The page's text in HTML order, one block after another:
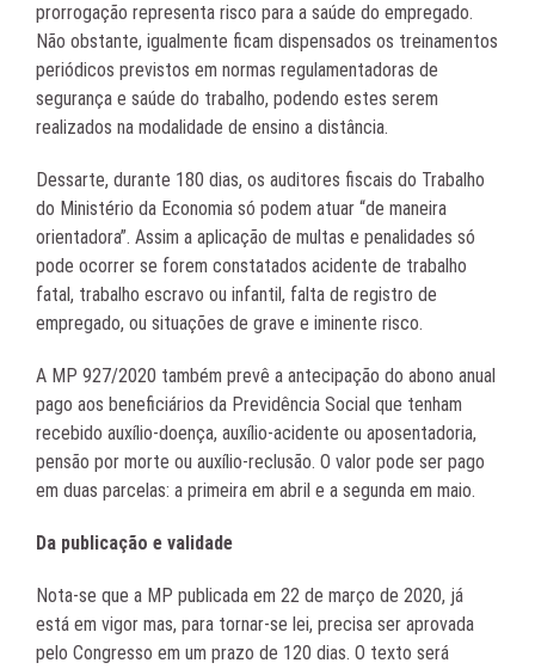
prorrogação representa risco para a saúde do empregado.
Não obstante, igualmente ficam dispensados os treinamentos
periódicos previstos em normas regulamentadoras de
segurança e saúde do trabalho, podendo estes serem
realizados na modalidade de ensino a distância.
Dessarte, durante 180 dias, os auditores fiscais do Trabalho
do Ministério da Economia só podem atuar “de maneira
orientadora”. Assim a aplicação de multas e penalidades só
pode ocorrer se forem constatados acidente de trabalho
fatal, trabalho escravo ou infantil, falta de registro de
empregado, ou situações de grave e iminente risco.
A MP 927/2020 também prevê a antecipação do abono anual
pago aos beneficiários da Previdência Social que tenham
recebido auxílio-doença, auxílio-acidente ou aposentadoria,
pensão por morte ou auxílio-reclusão. O valor pode ser pago
em duas parcelas: a primeira em abril e a segunda em maio.
Da publicação e validade
Nota-se que a MP publicada em 22 de março de 2020, já
está em vigor mas, para tornar-se lei, precisa ser aprovada
pelo Congresso em um prazo de 120 dias. O texto será